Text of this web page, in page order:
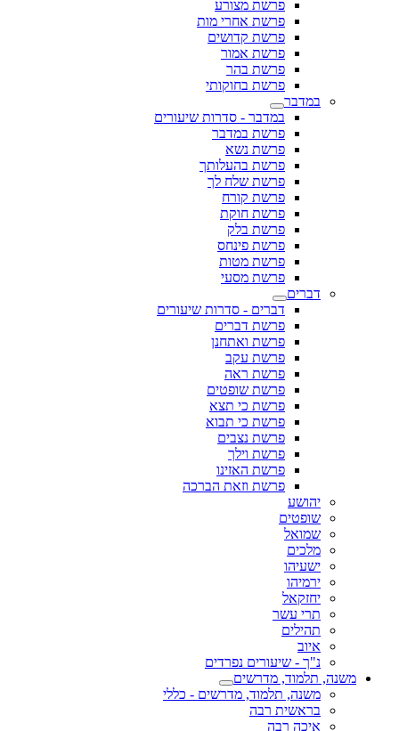
פרשת מצורע
פרשת אחרי מות
פרשת קדושים
פרשת אמור
פרשת בהר
פרשת בחוקותי
במדבר
במדבר - סדרות שיעורים
פרשת במדבר
פרשת נשא
פרשת בהעלותך
פרשת שלח לך
פרשת קורח
פרשת חוקת
פרשת בלק
פרשת פינחס
פרשת מטות
פרשת מסעי
דברים
דברים - סדרות שיעורים
פרשת דברים
פרשת ואתחנן
פרשת עקב
פרשת ראה
פרשת שופטים
פרשת כי תצא
פרשת כי תבוא
פרשת נצבים
פרשת וילך
פרשת האזינו
פרשת וזאת הברכה
יהושע
שופטים
שמואל
מלכים
ישעיהו
ירמיהו
יחזקאל
תרי עשר
תהילים
איוב
נ"ך - שיעורים נפרדים
משנה, תלמוד, מדרשים
משנה, תלמוד, מדרשים - כללי
בראשית רבה
איכה רבה